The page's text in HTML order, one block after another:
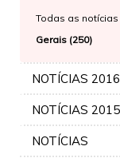
Todas as notícias
Gerais (250)
NOTÍCIAS 2016
NOTÍCIAS 2015
NOTÍCIAS